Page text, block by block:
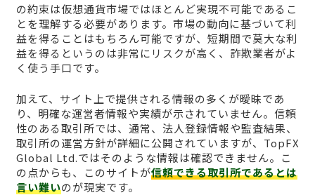
の約束は仮想通貨市場ではほとんど実現不可能であるこ
とを理解する必要があります。市場の動向に基づいて利
益を得ることはもちろん可能ですが、短期間で莫大な利
益を得るというのは非常にリスクが高く、詐欺業者がよ
く使う手口です。
加えて、サイト上で提供される情報の多くが曖昧であ
り、明確な運営者情報や実績が示されていません。信頼
性のある取引所では、通常、法人登録情報や監査結果、
取引所の運営方針が詳細に公開されていますが、TopFX
Global Ltd.ではそのような情報は確認できません。こ
の点からも、このサイトが信頼できる取引所であるとは
言い難いのが現実です。